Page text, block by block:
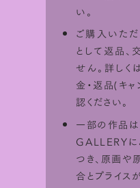
い。
ご購入いた
として返品、
せん。詳しく
金・返品(キャ
認ください。
一部の作品
GALLERYに
つき、原画や
合とプライス
比率を画面上で
しむことが出来ま